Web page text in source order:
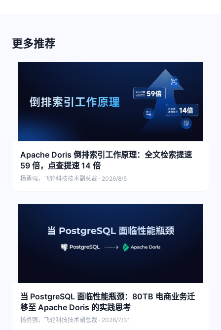
更多推荐
Apache Doris 倒排索引工作原理：全文检索提速
59 倍，点查提速 14 倍
杨勇强，飞轮科技技术副总裁 · 2026/8/5
当 PostgreSQL 面临性能瓶颈：80TB 电商业务迁
移至 Apache Doris 的实践思考
杨勇强，飞轮科技技术副总裁 · 2026/7/31